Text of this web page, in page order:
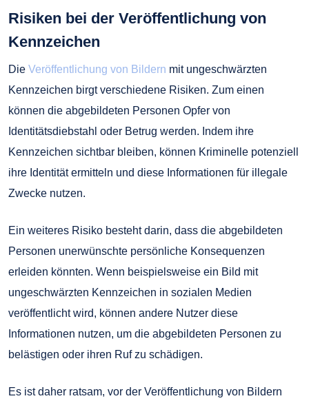
Risiken bei der Veröffentlichung von
Kennzeichen
Die Veröffentlichung von Bildern mit ungeschwärzten
Kennzeichen birgt verschiedene Risiken. Zum einen
können die abgebildeten Personen Opfer von
Identitätsdiebstahl oder Betrug werden. Indem ihre
Kennzeichen sichtbar bleiben, können Kriminelle potenziell
ihre Identität ermitteln und diese Informationen für illegale
Zwecke nutzen.
Ein weiteres Risiko besteht darin, dass die abgebildeten
Personen unerwünschte persönliche Konsequenzen
erleiden könnten. Wenn beispielsweise ein Bild mit
ungeschwärzten Kennzeichen in sozialen Medien
veröffentlicht wird, können andere Nutzer diese
Informationen nutzen, um die abgebildeten Personen zu
belästigen oder ihren Ruf zu schädigen.
Es ist daher ratsam, vor der Veröffentlichung von Bildern